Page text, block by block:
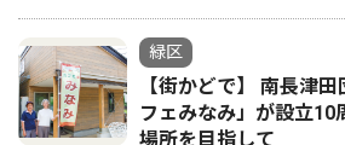
緑区
【街かどで】 南長津
フェみなみ」が設立10
場所を目指して